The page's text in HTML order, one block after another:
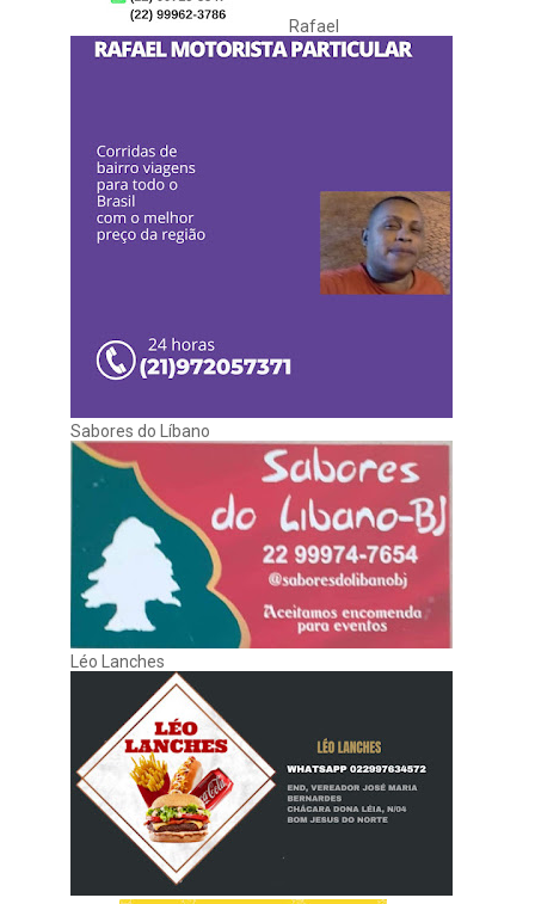
Rafael
Sabores do Líbano
Léo Lanches